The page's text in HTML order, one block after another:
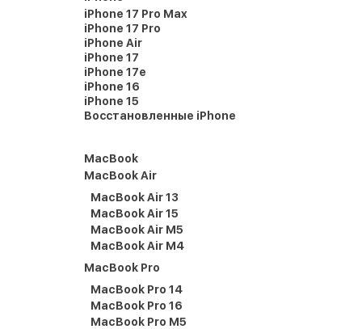
iPhone 17 Pro Max
iPhone 17 Pro
iPhone Air
iPhone 17
iPhone 17e
iPhone 16
iPhone 15
Восстановленные iPhone
MacBook
MacBook Air
MacBook Air 13
MacBook Air 15
MacBook Air M5
MacBook Air M4
MacBook Pro
MacBook Pro 14
MacBook Pro 16
MacBook Pro M5